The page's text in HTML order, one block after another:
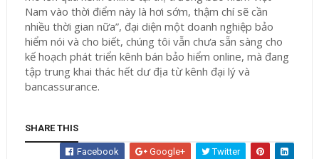
Nam vào thời điểm này là hơi sớm, thậm chí sẽ cần
nhiều thời gian nữa”, đại diện một doanh nghiệp bảo
hiểm nói và cho biết, chúng tôi vẫn chưa sẵn sàng cho
kế hoạch phát triển kênh bán bảo hiểm online, mà đang
tập trung khai thác hết dư địa từ kênh đại lý và
bancassurance.
SHARE THIS
Facebook Google+ Twitter